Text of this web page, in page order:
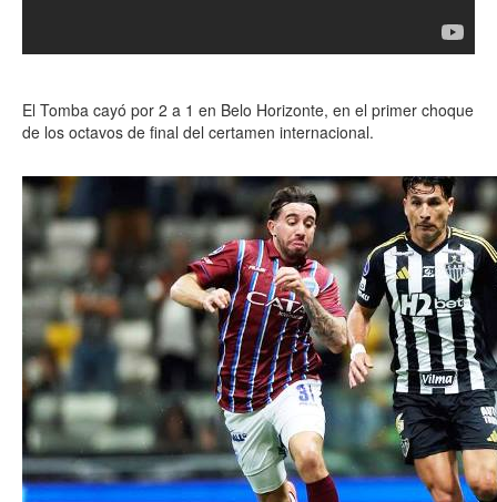
El Tomba cayó por 2 a 1 en Belo Horizonte, en el primer choque
de los octavos de final del certamen internacional.